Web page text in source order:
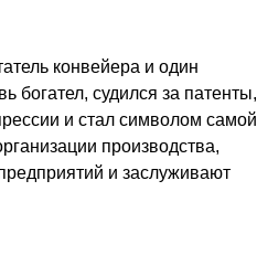
конвейера и один
богател, судился за патенты,
и стал символом самой
производства,
и заслуживают